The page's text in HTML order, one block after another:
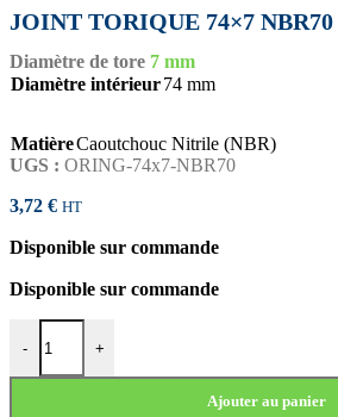
JOINT TORIQUE 74×7 NBR70
Diamètre de tore 7 mm
Diamètre intérieur74 mm
MatièreCaoutchouc Nitrile (NBR)
UGS : ORING-74x7-NBR70
3,72 € HT
Disponible sur commande
Disponible sur commande
-
quantité de JOINT TORIQUE 74x7 NBR70
+
Ajouter au panier